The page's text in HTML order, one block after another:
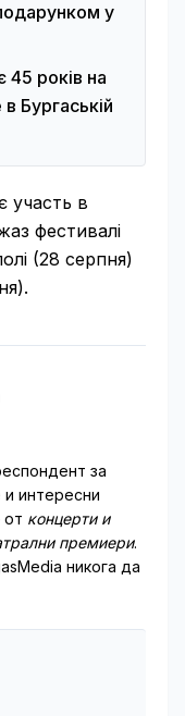
у
45 років на
Бургаській
участь в
фестивалі
(28 серпня)
за
интересни
от концерти и
премиери.
никога да